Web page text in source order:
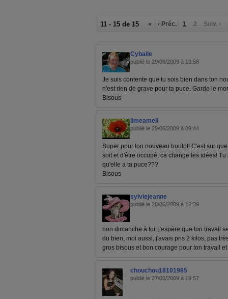
11 - 15 de 15 « ‹ Préc. 1 2 Suiv. ›
Cybaile
publié le 29/06/2009 à 13:58
Je suis contente que tu sois bien dans ton
n'est rien de grave pour ta puce. Garde le
Bisous
limeameli
publié le 29/06/2009 à 09:44
Super pour ton nouveau boulot! C'est sur
soit et d'être occupé, ca change les idées!
qu'elle a ta puce???
Bisous
sylviejeanne
publié le 28/06/2009 à 12:39
bon dimanche à toi, j'espère que ton travail
du bien, moi aussi, j'avais pris 2 kilos, pas
gros bisous et bon courage pour ton travail
chouchou18101985
publié le 27/06/2009 à 19:57